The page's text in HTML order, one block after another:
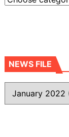
NEWS FILE